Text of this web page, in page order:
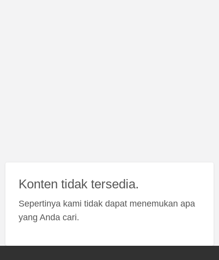
Konten tidak tersedia.
Sepertinya kami tidak dapat menemukan apa
yang Anda cari.